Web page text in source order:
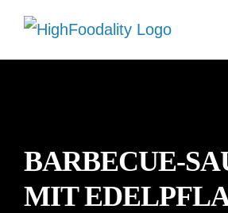
Zum
Inhalt
BARBECUE-
MIT